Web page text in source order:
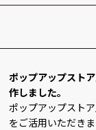
ポップアップスト
作しました。
ポップアップスト
をご活用いただき